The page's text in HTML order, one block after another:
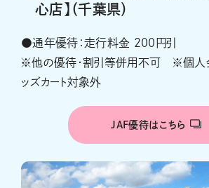
心店】（千葉県）
●通年優待：走行料金 200円引
※他の優待・割引等併用不可 ※個人
ッズカート対象外
JAF優待はこちら